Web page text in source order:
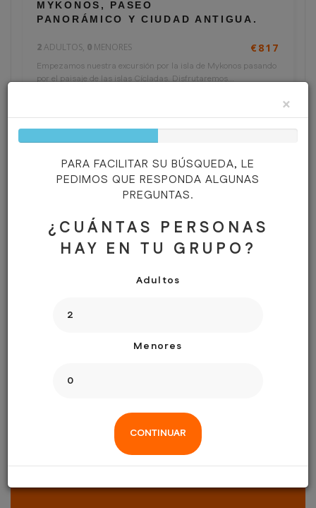
por persona
MYKONOS, PASEO
PANORÁMICO Y CIUDAD ANTIGUA.
2ADULTOS, 0 MENORES €817
Empezamos nuestra excursión por la isla de Mykonos pasando
por el paisaje de las islas Cícladas. Disfrutaremos...
RESERVAR
DETALLES
FECHA DEL INICIO:
×
PARA FACILITAR SU BÚSQUEDA, LE
PEDIMOS QUE RESPONDA ALGUNAS
PREGUNTAS.
¿CUÁNTAS PERSONAS
HAY EN TU GRUPO?
Adultos
Menores
CONTINUAR